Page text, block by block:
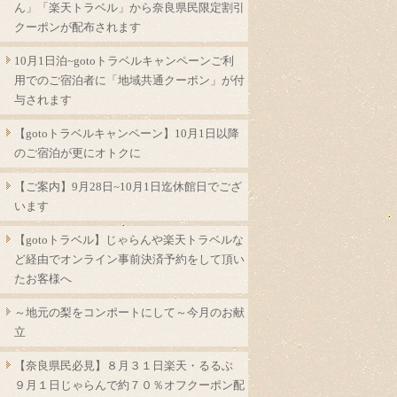
ん」「楽天トラベル」から奈良県民限定割引
クーポンが配布されます
10月1日泊~gotoトラベルキャンペーンご利
用でのご宿泊者に「地域共通クーポン」が付
与されます
【gotoトラベルキャンペーン】10月1日以降
のご宿泊が更にオトクに
【ご案内】9月28日~10月1日迄休館日でござ
います
【gotoトラベル】じゃらんや楽天トラベルな
ど経由でオンライン事前決済予約をして頂い
たお客様へ
～地元の梨をコンポートにして～今月のお献
立
【奈良県民必見】８月３１日楽天・るるぶ
９月１日じゃらんで約７０％オフクーポン配